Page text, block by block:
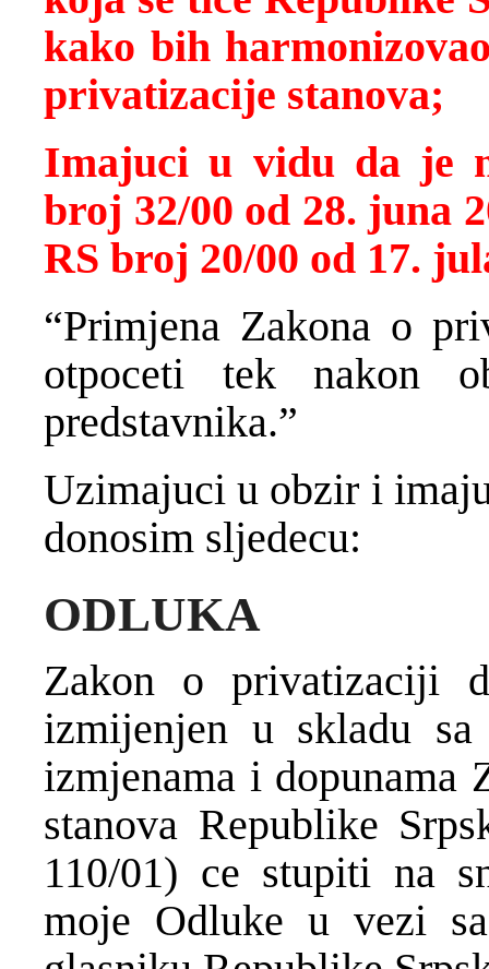
kako bih
privatizacije stanova;
Imajuci u vidu da je
broj 32/00 od 28. juna
RS broj 20/00 od 17.
“Primjena Zakona o
otpoceti tek nakon
predstavnika.”
Uzimajuci u obzir i
donosim sljedecu:
ODLUKA
Zakon o privatizaciji
izmijenjen u skladu
izmjenama i dopunama
stanova Republike
110/01) ce stupiti na
moje Odluke u vezi